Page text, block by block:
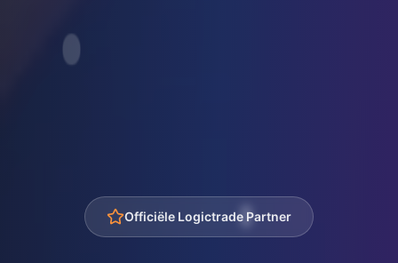
Officiële Logictrade Partner